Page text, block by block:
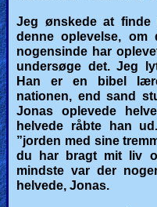
Jeg ønskede at
denne oplevelse,
nogensinde har
undersøge det. Jeg
Han er en bibel
nationen, end sand
Jonas oplevede
helvede råbte han
”jorden med sine
du har bragt mit liv
mindste var der
helvede, Jonas.